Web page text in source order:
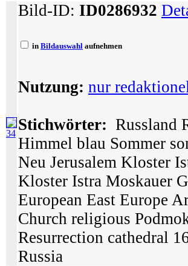
34
Bild-ID: ID0286932
in Bildauswahl aufnehmen
Nutzung: nur
Stichwörter: Russland
Himmel blau Sommer
Neu Jerusalem Kloster
Kloster Istra Moskauer
European East Europe
Church religious
Resurrection cathedral
Russia